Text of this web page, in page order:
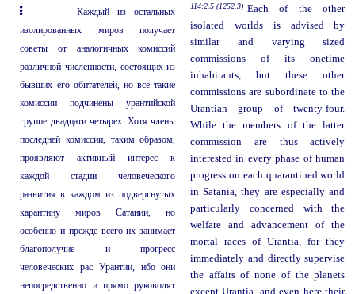
Каждый из остальных
изолированных миров получает
советы от аналогичных комиссий
различной численности, состоящих из
бывших его обитателей, но все такие
комиссии подчинены урантийской
группе двадцати четырех. Хотя члены
последней комиссии, таким образом,
проявляют активный интерес к
каждой стадии человеческого
развития в каждом из подвергнутых
карантину миров Сатании, но
особенно и прежде всего их занимает
благополучие и прогресс
человеческих рас Урантии, ибо они
непосредственно и прямо руководят
114:2.5 (1252.3) Each of the other
isolated worlds is advised by
similar and varying sized
commissions of its onetime
inhabitants, but these other
commissions are subordinate to the
Urantian group of twenty-four.
While the members of the latter
commission are thus actively
interested in every phase of human
progress on each quarantined world
in Satania, they are especially and
particularly concerned with the
welfare and advancement of the
mortal races of Urantia, for they
immediately and directly supervise
the affairs of none of the planets